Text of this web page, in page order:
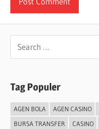
Search
for:
Tag Populer
AGEN BOLA AGEN CASINO
BURSA TRANSFER
CASINO